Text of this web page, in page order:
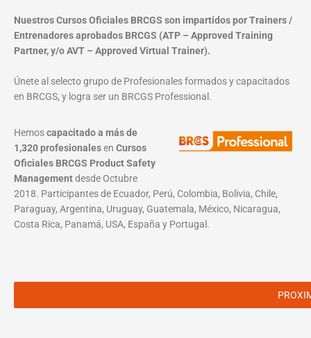
Nuestros Cursos Oficiales BRCGS son impartidos por Trainers /
Entrenadores aprobados BRCGS (ATP – Approved Training
Partner, y/o AVT – Approved Virtual Trainer).
Únete al selecto grupo de Profesionales formados y capacitados
en BRCGS, y logra ser un BRCGS Professional.
Hemoscapacitado a más de
1,320 profesionalesen Cursos
Oficiales BRCGS Product Safety
Managementdesde Octubre
2018. Participantes de Ecuador, Perú, Colombia, Bolivia, Chile,
Paraguay, Argentina, Uruguay, Guatemala, México, Nicaragua,
Costa Rica, Panamá, USA, España y Portugal.